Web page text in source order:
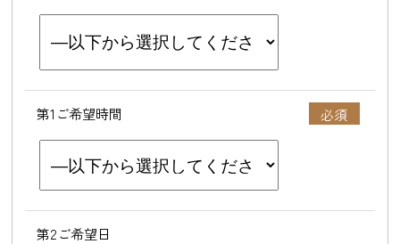
第1ご希望時間
第2ご希望日